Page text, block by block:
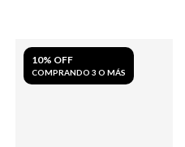
10% OFF
COMPRANDO 3 O MÁS